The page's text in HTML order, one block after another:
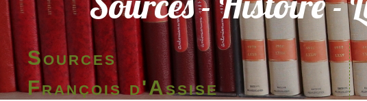
Sources
François d'Assise